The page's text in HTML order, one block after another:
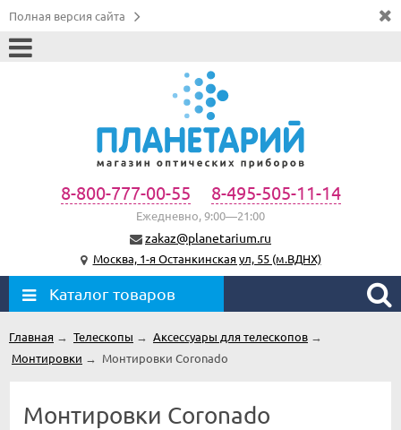
Полная версия сайта
8-800-777-00-55 8-495-505-11-14
Ежедневно, 9:00—21:00
zakaz@planetarium.ru
Москва, 1-я Останкинская ул, 55 (м.ВДНХ)
Каталог товаров
Главная → Телескопы → Аксессуары для телескопов →
Монтировки → Монтировки Coronado
Монтировки Coronado